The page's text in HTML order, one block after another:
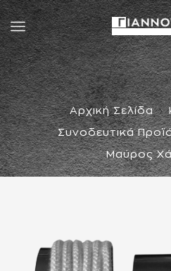
Αρχική Σελίδα
Συνοδευτικά
Μαύρος